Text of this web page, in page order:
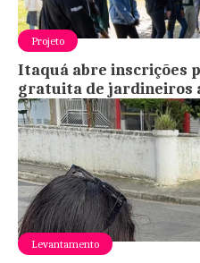
Projeto
Itaquá abre inscrições
gratuita de jardineiros
Levantamento